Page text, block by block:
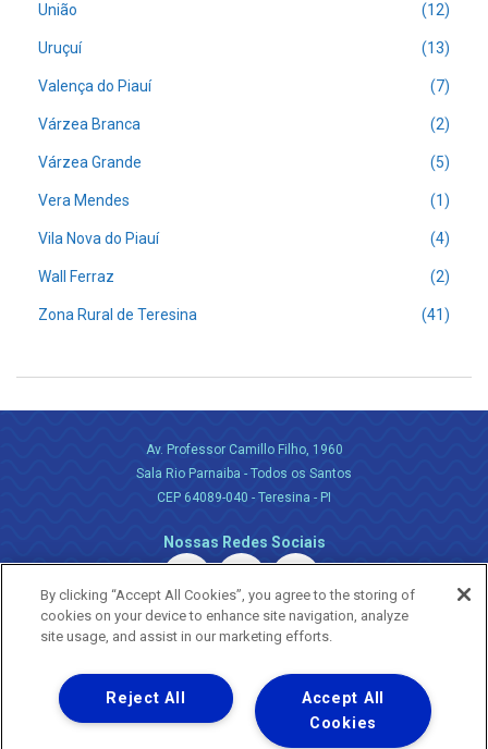
União (12)
Uruçuí (13)
Valença do Piauí (7)
Várzea Branca (2)
Várzea Grande (5)
Vera Mendes (1)
Vila Nova do Piauí (4)
Wall Ferraz (2)
Zona Rural de Teresina (41)
Av. Professor Camillo Filho, 1960
Sala Rio Parnaiba - Todos os Santos
CEP 64089-040 - Teresina - PI
Nossas Redes Sociais
Uma empresa
Copyright ® 2026 - Todos os Direitos Reservados.
By clicking “Accept All Cookies”, you agree to the storing of
cookies on your device to enhance site navigation, analyze
site usage, and assist in our marketing efforts.
Accept All
Cookies
Reject All